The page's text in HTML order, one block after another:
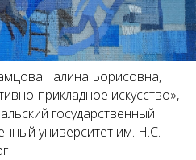
Галина Борисовна,
прикладное искусство»,
государственный
университет им. Н.С.